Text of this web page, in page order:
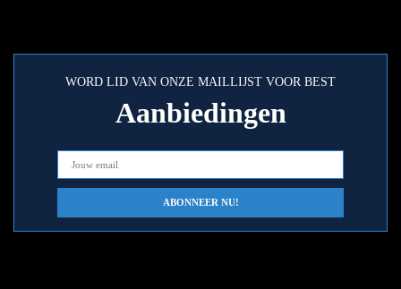
WORD LID VAN ONZE MAILLIJST VOOR BEST
Aanbiedingen